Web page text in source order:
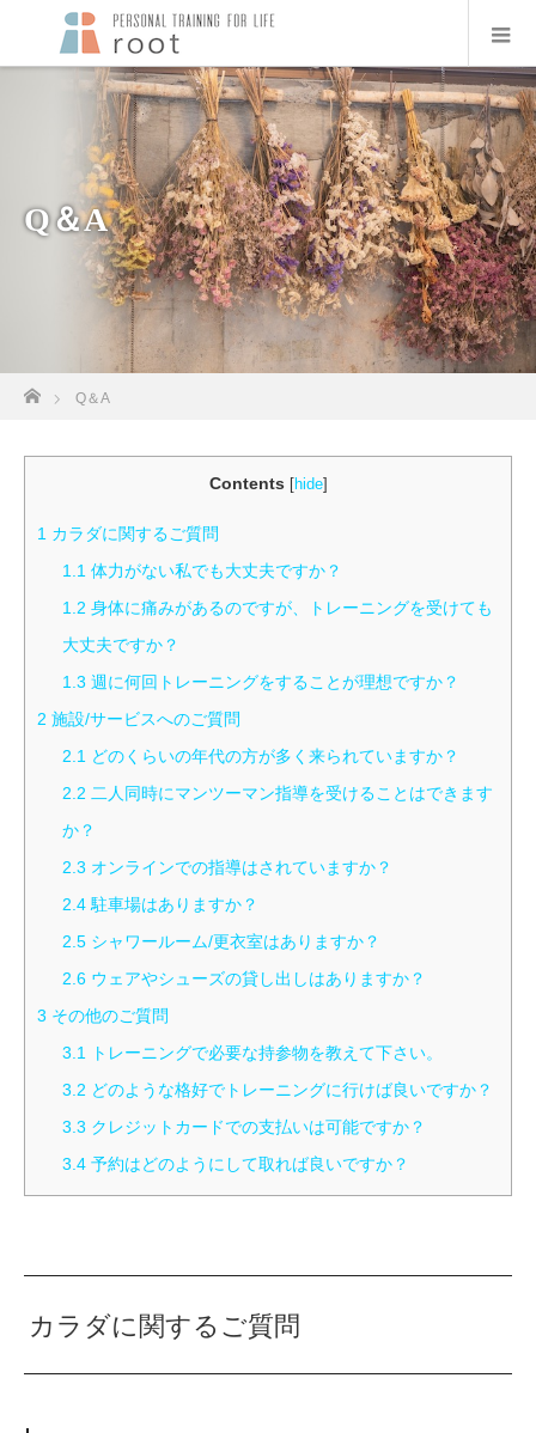
Q＆A
ホーム
Q＆A
Contents [hide]
1 カラダに関するご質問
1.1 体力がない私でも大丈夫ですか？
1.2 身体に痛みがあるのですが、トレーニングを受けても
大丈夫ですか？
1.3 週に何回トレーニングをすることが理想ですか？
2 施設/サービスへのご質問
2.1 どのくらいの年代の方が多く来られていますか？
2.2 二人同時にマンツーマン指導を受けることはできます
か？
2.3 オンラインでの指導はされていますか？
2.4駐車場はありますか？
2.5 シャワールーム/更衣室はありますか？
2.6 ウェアやシューズの貸し出しはありますか？
3 その他のご質問
3.1 トレーニングで必要な持参物を教えて下さい。
3.2 どのような格好でトレーニングに行けば良いですか？
3.3 クレジットカードでの支払いは可能ですか？
3.4 予約はどのようにして取れば良いですか？
カラダに関するご質問